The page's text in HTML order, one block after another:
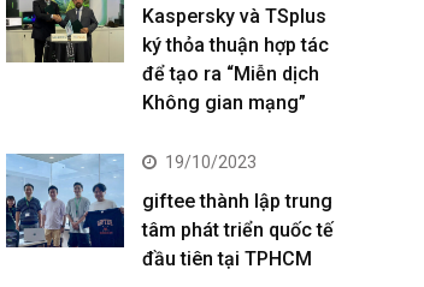
Kaspersky và TSplus
ký thỏa thuận hợp tác
để tạo ra “Miễn dịch
Không gian mạng”
19/10/2023
giftee thành lập trung
tâm phát triển quốc tế
đầu tiên tại TPHCM